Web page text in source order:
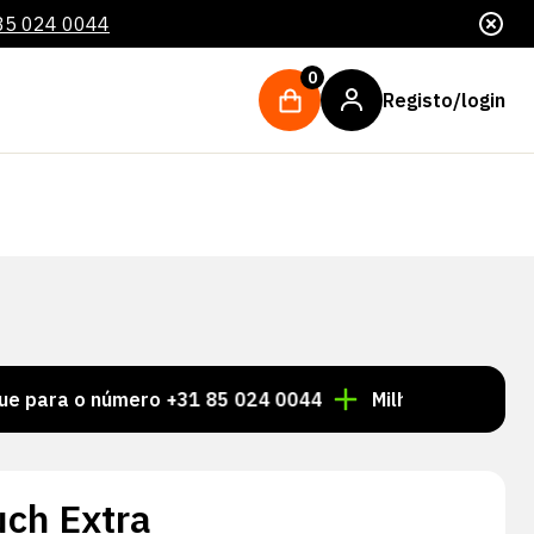
024 0044
0
Registo/login
número +31 85 024 0044 Milhares de artigos
Extra